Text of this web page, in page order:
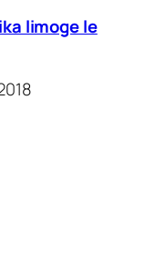
limoge le